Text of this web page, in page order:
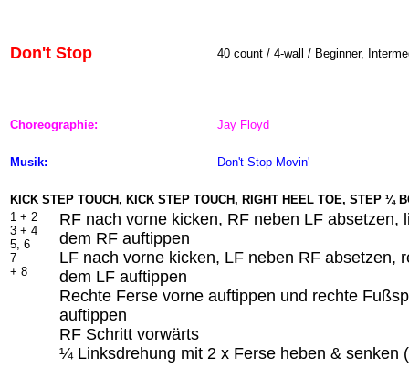
Don't Stop 40 count / 4-wall / Beginner,
Choreographie: Jay Floyd
Musik: Don't Stop Movin'
KICK STEP TOUCH, KICK STEP TOUCH, RIGHT HEEL TOE, STEP ¼
1 + 2
3 + 4
5, 6
7
+ 8
RF nach vorne kicken, RF neben LF absetzen,
dem RF auftippen
LF nach vorne kicken, LF neben RF absetzen,
dem LF auftippen
Rechte Ferse vorne auftippen und rechte
auftippen
RF Schritt vorwärts
¼ Linksdrehung mit 2 x Ferse heben & senken